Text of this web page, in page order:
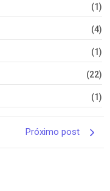
(1)
(4)
(1)
(22)
(1)
Próximo post